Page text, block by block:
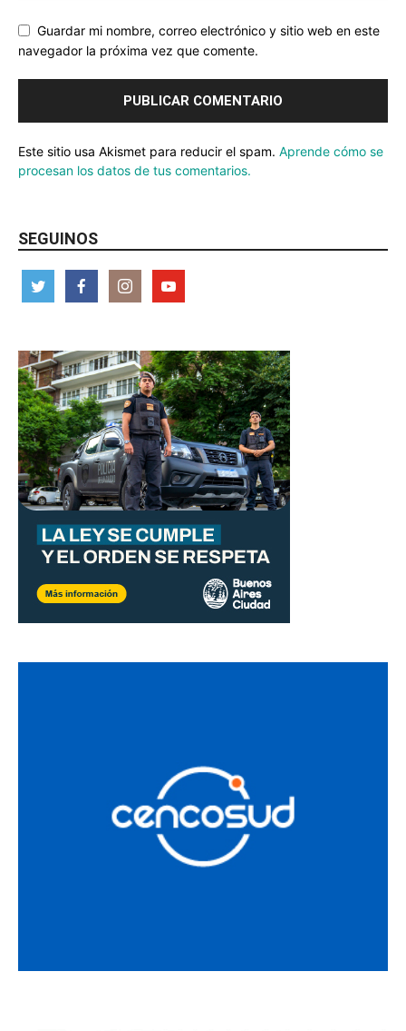
Guardar mi nombre, correo electrónico y sitio web en este
navegador la próxima vez que comente.
Este sitio usa Akismet para reducir el spam. Aprende cómo se
procesan los datos de tus comentarios.
SEGUINOS